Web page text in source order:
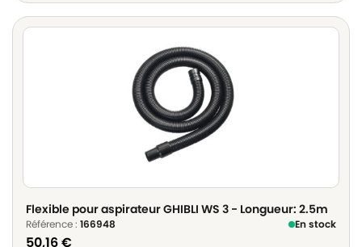
Flexible pour aspirateur GHIBLI WS 3 - Longueur: 2.5m
Référence : 166948 En stock
50,16€